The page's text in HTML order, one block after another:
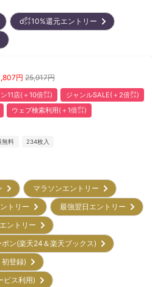
d㌽10%還元エントリー
円 25,917円
11店(＋10倍㌽)
ジャンルSALE(＋2倍㌽)
ウェブ検索利用(＋1倍㌽)
無料 234枚入
マラソンエントリー
ントリー
最強翌日エントリー
エントリー
ポン(楽天24＆楽天ブックス)
初登録)
ビス利用)